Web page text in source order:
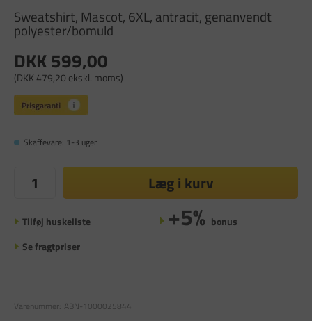
Sweatshirt, Mascot, 6XL, antracit, genanvendt
polyester/bomuld
DKK 599,00
(DKK 479,20 ekskl. moms)
Skaffevare: 1-3 uger
Læg i kurv
Tilføj huskeliste +5% bonus
Se fragtpriser
Varenummer: ABN-1000025844